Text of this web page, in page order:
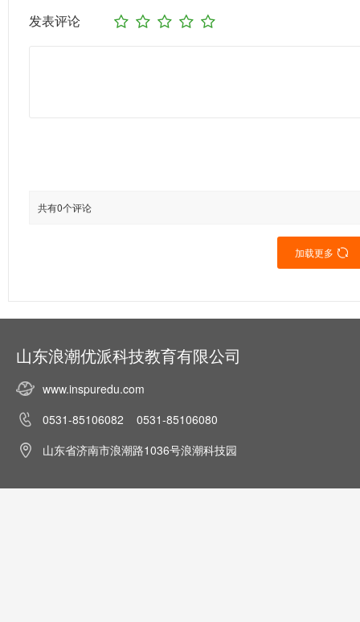
发表评论
共有0个评论
加载更多 
山东浪潮优派科技教育有限公司
www.inspuredu.com
0531-85106082 0531-85106080
山东省济南市浪潮路1036号浪潮科技园